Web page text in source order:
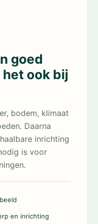
goed
het ook bij
bodem, klimaat
Daarna
inrichting
is voor
en inrichting